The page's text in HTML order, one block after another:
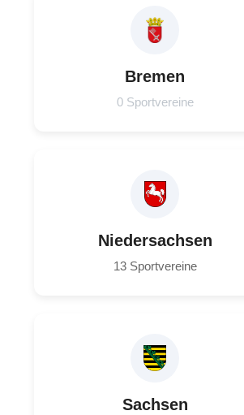
Bremen
0 Sportvereine
Niedersachsen
13 Sportvereine
Sachsen